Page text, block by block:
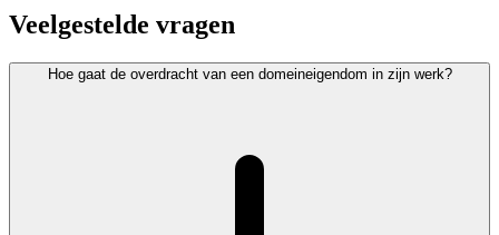
Veelgestelde vragen
Hoe gaat de overdracht van een domeineigendom in zijn werk?